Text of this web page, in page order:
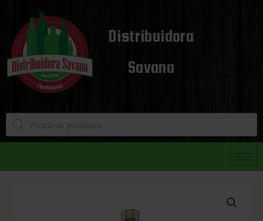
Distribuidora
Savana